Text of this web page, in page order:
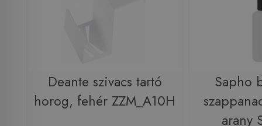
Deante szivacs tartó
horog, fehér ZZM_A10H
Sapho
arany